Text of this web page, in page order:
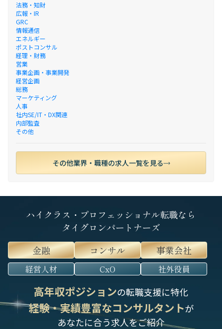
法務・知財
広報・IR
GRC
情報通信
エネルギー
ポストコンサル
経理・財務
営業
事業企画・事業開発
経営企画
総務
マーケティング
人事
社内SE/IT・DX関連
内部監査
その他
その他業界・職種の求人一覧を見る
ハイクラス・プロフェッショナル転職なら
タイグロンパートナーズ
金融
コンサル 事業会社
経営人材 CxO 社外役員
高年収ポジションの転職支援に特化
経験・実績豊富なコンサルタントが
あなたに合う求人をご紹介